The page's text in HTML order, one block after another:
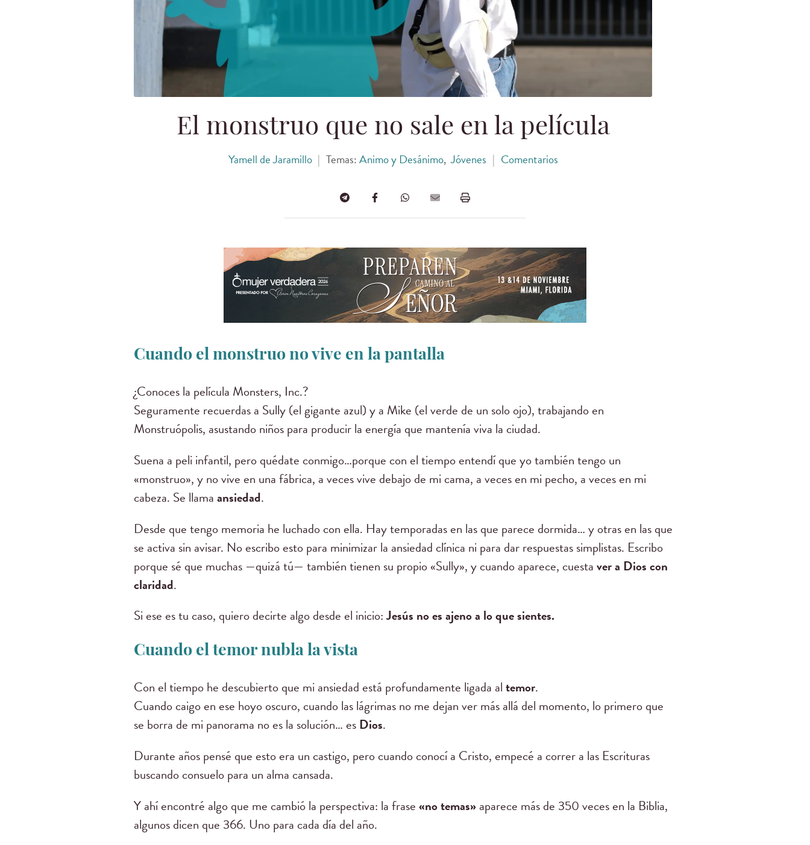
El monstruo que no sale en la película
Yamell de Jaramillo | Temas:Animo y Desánimo,Jóvenes | Comentarios
Cuando el monstruo no vive en la pantalla
¿Conoces la película Monsters, Inc.?
Seguramente recuerdas a Sully (el gigante azul) y a Mike (el verde de un solo ojo), trabajando en
Monstruópolis, asustando niños para producir la energía que mantenía viva la ciudad.
Suena a peli infantil, pero quédate conmigo…porque con el tiempo entendí que yo también tengo un
«monstruo», y no vive en una fábrica, a veces vive debajo de mi cama, a veces en mi pecho, a veces en mi
cabeza. Se llamaansiedad.
Desde que tengo memoria he luchado con ella. Hay temporadas en las que parece dormida… y otras en las que
se activa sin avisar. No escribo esto para minimizar la ansiedad clínica ni para dar respuestas simplistas. Escribo
porque sé que muchas —quizá tú— también tienen su propio «Sully», y cuando aparece, cuestaver a Dios con
claridad.
Si ese es tu caso, quiero decirte algo desde el inicio:Jesús no es ajeno a lo que sientes.
Cuando el temor nubla la vista
Con el tiempo he descubierto que mi ansiedad está profundamente ligada altemor.
Cuando caigo en ese hoyo oscuro, cuando las lágrimas no me dejan ver más allá del momento, lo primero que
se borra de mi panorama no es la solución… es Dios.
Durante años pensé que esto era un castigo, pero cuando conocí a Cristo, empecé a correr a las Escrituras
buscando consuelo para un alma cansada.
Y ahí encontré algo que me cambió la perspectiva: la frase«no temas»aparece más de 350 veces en la Biblia,
algunos dicen que 366. Uno para cada día del año.